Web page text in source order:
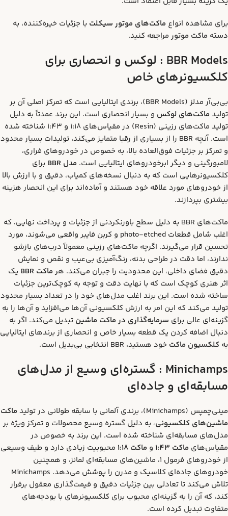
برای مشاهده انواع ماکت‌های موتور سیکلت با جزئیات خیره‌کننده، به
دسته ماکت موتور مراجعه کنید.
BBR Models : لوکس و انحصاری برای
کلکسیونرهای خاص
بی‌بی‌آر مدلز (BBR Models)، برندی ایتالیایی است که تمرکز اصلی آن بر
تولید ماکت‌های لوکس و بسیار انحصاری است. این برند عمدتاً به دلیل
تولید ماکت‌های رزینی (Resin) در مقیاس‌های 1:18 و 1:43 شناخته شده
است. آنچه BBR را از بسیاری از رقبا متمایز می‌کند، تولیدات بسیار محدود
و تمرکز بر جزئیات فوق‌العاده بالا، به خصوص در خودروهای فراری،
لامبورگینی و دیگر ابرخودروهای ایتالیایی است. مدل BBR
برای
کلکسیونرهایی است که به دنبال نسخه‌های کمیاب، دقیق و با ارزش بالا
از خودروهای مورد علاقه خود هستند و آماده‌اند برای این انحصار هزینه
بیشتری بپردازند.
ماکت‌های BBR به دلیل سطح باورنکردنی از جزئیات و پرداخت نهایی، که
اغلب شامل قطعات photo-etched و کربن فایبر واقعی می‌شوند، مورد
تحسین قرار می‌گیرند. اگرچه ماکت‌های رزینی معمولاً درب‌های بازشو
ندارند، اما دقت در طراحی بدنه، رنگ‌آمیزی بی‌عیب و نقص و نمایش
دقیق فضای داخلی، این محدودیت را جبران می‌کند. هر ماکت
یک
اثر هنری کوچک است که با نهایت دقت و توجه به کوچک‌ترین جزئیات
ساخته شده است. این برند اغلب مدل‌های خود را در تعداد بسیار محدود
تولید می‌کند که این امر به ارزش کلکسیونی آن‌ها می‌افزاید و آن‌ها را به
گزینه‌ای عالی برای سرمایه‌گذاری در ماکت ماشین تبدیل می‌کند. اگر به
دنبال اضافه کردن یک قطعه بسیار خاص و انحصاری از برندهای ایتالیایی
به کلکسیون ماکت خود هستید، BBR انتخابی بی‌بدیل است.
Minichamps : گستره‌ای وسیع از مدل‌های
مسابقه‌ای و جاده‌ای
مینی‌چمپس (Minichamps)، برندی آلمانی با سابقه طولانی در تولید
ماکت
ماشین‌های کلکسیونی، به دلیل گستره وسیع محصولات و تمرکز ویژه بر
مدل‌های مسابقه‌ای شناخته شده است. این برند به خصوص در
مقیاس‌های ماکت 1:43 و ماکت 1:18
محبوبیت زیادی دارد و طیف وسیعی
از خودروهای فرمول 1، ماشین‌های مسابقه‌ای لمانز، و همچنین
خودروهای جاده‌ای کلاسیک و مدرن را پوشش می‌دهد. Minichamps
تلاش می‌کند تا تعادلی بین جزئیات دقیق و قیمت‌گذاری معقول برقرار
کند، که آن را به گزینه‌ای محبوب برای کلکسیونرهای با بودجه‌های
متفاوت تبدیل کرده است.